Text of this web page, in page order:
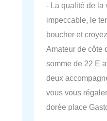
- La qualité de la
impeccable, le
boucher et
Amateur de côte
somme de 22 E
deux
vous vous
dorée place